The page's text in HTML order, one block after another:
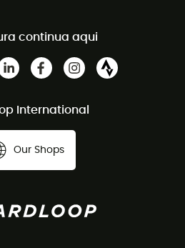
continua aqui
International
Our Shops